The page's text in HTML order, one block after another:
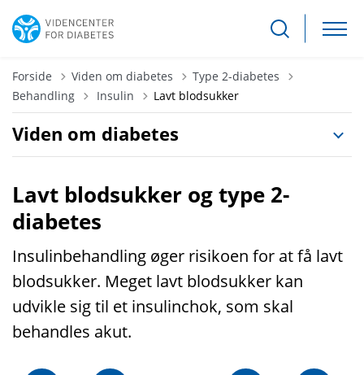
Forside Viden om diabetes
Type 2-diabetes
Behandling
Tilbage til
Insulin Lavt blodsukker
Viden om diabetes
Lavt blodsukker og type 2-
diabetes
Insulinbehandling øger risikoen for at få lavt
blodsukker. Meget lavt blodsukker kan
udvikle sig til et insulinchok, som skal
behandles akut.